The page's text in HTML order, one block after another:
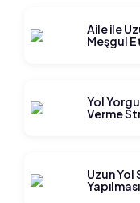
Aile ile
Meşgul
Yol
Verme
Uzun Yol